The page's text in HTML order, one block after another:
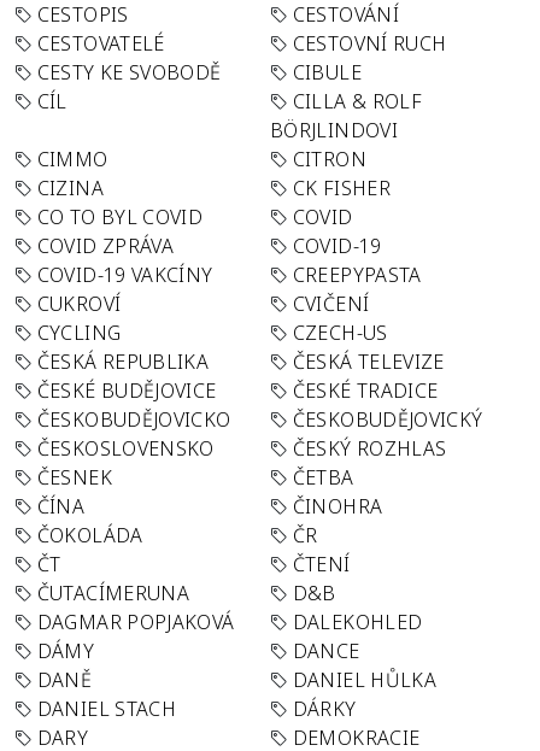
CESTOPIS
CESTOVÁNÍ
CESTOVATELÉ
CESTOVNÍ RUCH
CESTY KE SVOBODĚ
CIBULE
CÍL
CILLA & ROLF
BÖRJLINDOVI
CIMMO
CITRON
CIZINA
CK FISHER
CO TO BYL COVID
COVID
COVID ZPRÁVA
COVID-19
COVID-19 VAKCÍNY
CREEPYPASTA
CUKROVÍ
CVIČENÍ
CYCLING
CZECH-US
ČESKÁ REPUBLIKA
ČESKÁ TELEVIZE
ČESKÉ BUDĚJOVICE
ČESKÉ TRADICE
ČESKOBUDĚJOVICKO
ČESKOBUDĚJOVICKÝ
ČESKOSLOVENSKO
ČESKÝ ROZHLAS
ČESNEK
ČETBA
ČÍNA
ČINOHRA
ČOKOLÁDA
ČR
ČT
ČTENÍ
ČUTACÍMERUNA
D&B
DAGMAR POPJAKOVÁ
DALEKOHLED
DÁMY
DANCE
DANĚ
DANIEL HŮLKA
DANIEL STACH
DÁRKY
DARY
DEMOKRACIE